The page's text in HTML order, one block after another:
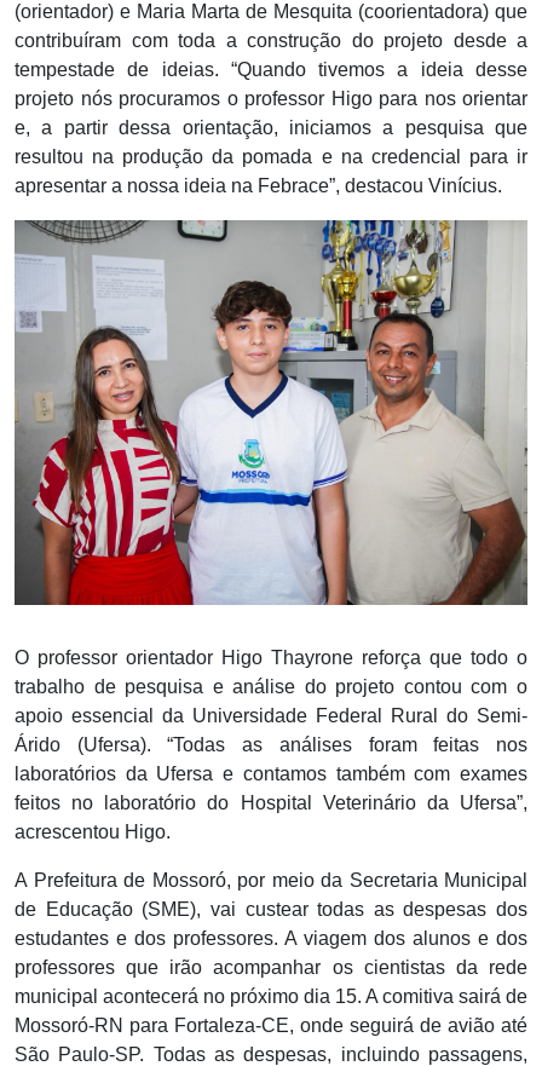
(orientador) e Maria Marta de Mesquita (coorientadora) que
contribuíram com toda a construção do projeto desde a
tempestade de ideias. “Quando tivemos a ideia desse
projeto nós procuramos o professor Higo para nos orientar
e, a partir dessa orientação, iniciamos a pesquisa que
resultou na produção da pomada e na credencial para ir
apresentar a nossa ideia na Febrace”, destacou Vinícius.
O professor orientador Higo Thayrone reforça que todo o
trabalho de pesquisa e análise do projeto contou com o
apoio essencial da Universidade Federal Rural do Semi-
Árido (Ufersa). “Todas as análises foram feitas nos
laboratórios da Ufersa e contamos também com exames
feitos no laboratório do Hospital Veterinário da Ufersa”,
acrescentou Higo.
A Prefeitura de Mossoró, por meio da Secretaria Municipal
de Educação (SME), vai custear todas as despesas dos
estudantes e dos professores. A viagem dos alunos e dos
professores que irão acompanhar os cientistas da rede
municipal acontecerá no próximo dia 15. A comitiva sairá de
Mossoró-RN para Fortaleza-CE, onde seguirá de avião até
São Paulo-SP. Todas as despesas, incluindo passagens,